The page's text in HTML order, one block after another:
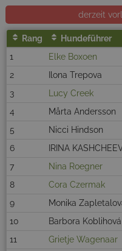
derzeit
Rang Hundeführer
1
Elke Boxoen
2
Ilona Trepova
3
Lucy Creek
4
Mårta Andersson
5
Nicci Hindson
6
IRINA
7
Nina Roegner
8
Cora Czermak
9
Monika
10
Barbora Koblihová
11
Grietje Wagenaar